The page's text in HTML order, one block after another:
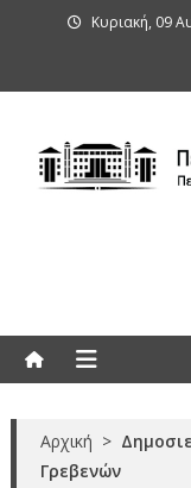
Κυριακή, 09
Αρχική >
Γρεβενών